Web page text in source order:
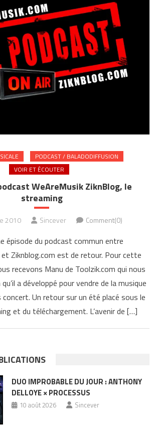
PODCAST / BALADODIFFUSION
VOIR ET ÉCOUTER
WeAreMusik ZiknBlog, le
streaming
2010 Sincever Comment(0)
épisode du podcast commun entre
Ziknblog.com est de retour. Pour cette
recevons Manu de Toolzik.com qui nous
a développé pour vendre de la musique
concert. Un retour sur un été placé sous le
et du téléchargement. L’avenir de […]
DUO IMPROBABLE DU JOUR : ANTHONY
DELLOYE × PROCESSUS
10 août 2026 Sincever